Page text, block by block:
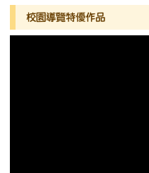
左邊區域內容
校園導覽特優作品